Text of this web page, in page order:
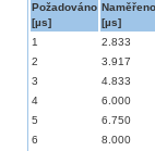
Požadováno
[µs]
Naměřeno
[µs]
1
2.833
2
3.917
3
4.833
4
6.000
5
6.750
6
8.000